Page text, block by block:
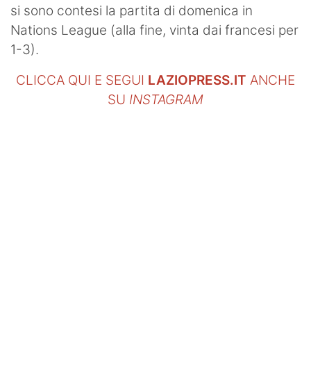
si sono contesi la partita di domenica in
Nations League (alla fine, vinta dai francesi per
1-3).
CLICCA QUI E SEGUI LAZIOPRESS.IT ANCHE
SU INSTAGRAM